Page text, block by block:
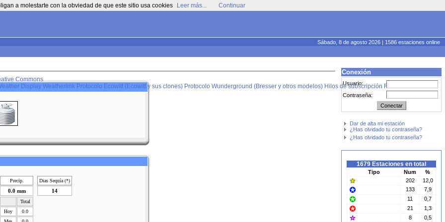
Sábado, 8 de agosto 2026 | 1586 estaciones online
Commons
Display Weatherlink Protocolo Ecowitt (Ecowitt y sus clones) Protocolo Wunderground (Bresser y otros modelos) Hilos de subscripción RSS
Precip. Dias Sequía (*)
0.0 mm 14
Total
Hoy
0.0
Conexión
Usuario:
Contraseña:
Dar de alta mi estación
¿Has olvidado tu contraseña?
¿Has olvidado tu contraseña?
1679 Estaciones en total
Tipo Num
%
202
12,0
133
7,9
11
0,7
21
1,3
8
0,5
a molestarte con la obviedad de que este sitio usa cookies Leer más... Continuar